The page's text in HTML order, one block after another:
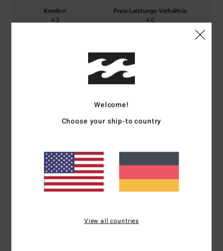
Komfort
4.3
Preis-Leistungs-Verhältnis
4.0
4.7
5 /5
Welcome!
Choose your ship-to country
View all countries